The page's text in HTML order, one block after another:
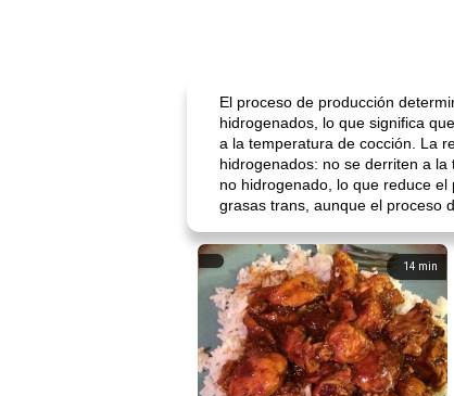
El proceso de producción
hidrogenados, lo que significa
a la temperatura de cocción. La
hidrogenados: no se derriten a
no hidrogenado, lo que reduce
grasas trans, aunque el proceso
14 min